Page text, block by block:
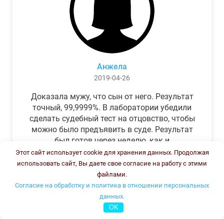
Анжела
2019-04-26
Доказала мужу, что сын от него. Результат
точный, 99,9999%. В лаборатории убедили
сделать судебный тест на отцовство, чтобы
можно было предъявить в суде. Результат
был готов через неделю, как и
обещали.Теперь муж бегает и извиняется.
Этот сайт использует cookie для хранения данных. Продолжая
использовать сайт, Вы даете свое согласие на работу с этими
файлами.
Согласие на обработку и политика в отношении персональных
данных.
OK